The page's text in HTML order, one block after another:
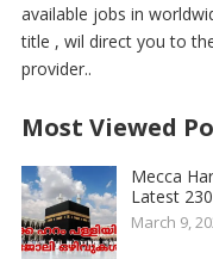
available jobs in
title , wil direct you to
provider..
Most Viewed
Mecca
Latest
March 9,